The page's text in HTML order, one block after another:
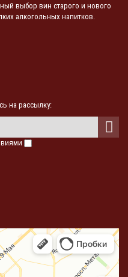
выбор вин старого и нового
алкогольных напитков.
на рассылку: